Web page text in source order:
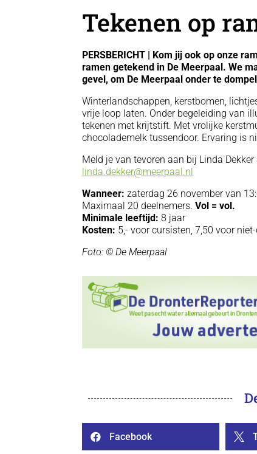
Tekenen op
PERSBERICHT | Kom jij ook op onze
ramen getekend in De Meerpaal. We
gevel, om De Meerpaal onder te
Winterlandschappen, kerstbomen,
vrije loop laten. Onder begeleiding van
tekenen met krijtstift. Met vrolijke
chocolademelk tussendoor. Ervaring is
Meld je van tevoren aan bij Linda
linda.dekker@meerpaal.nl
Wanneer: zaterdag 26 november van
Maximaal 20 deelnemers.Vol = vol.
Minimale leeftijd: 8 jaar
Kosten: 5,- voor cursisten, 7,50 voor
Foto: © De Meerpaal
 Facebook 